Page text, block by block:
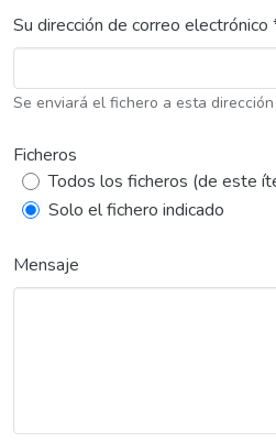
Su dirección de correo electrónico
Se enviará el fichero a esta
Ficheros
Todos los ficheros (de este
Solo el fichero indicado
Mensaje